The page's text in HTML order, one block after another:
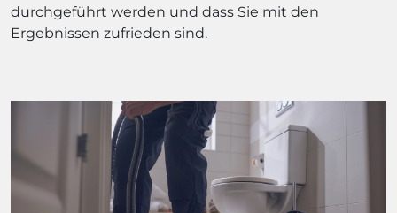
durchgeführt werden und dass Sie mit den
Ergebnissen zufrieden sind.